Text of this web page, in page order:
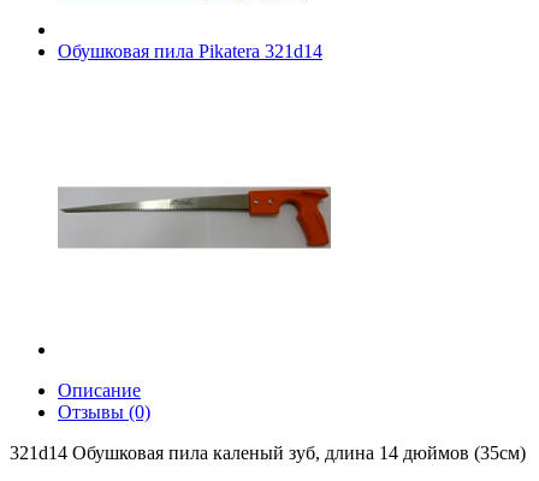
Обушковая пила Pikatera 321d14
Описание
Отзывы (0)
321d14 Обушковая пила каленый зуб, длина 14 дюймов (35см)